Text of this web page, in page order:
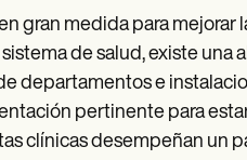
gran medida para
de salud, existe
departamentos e
pertinente para
clínicas desempeñan un